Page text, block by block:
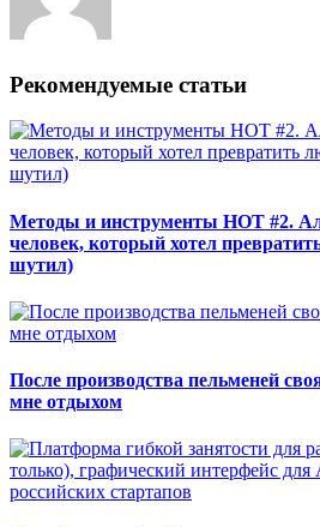
Рекомендуемые статьи
Методы и инструменты НОТ #2.
человек, который хотел
шутил)
После производства пельменей
мне отдыхом